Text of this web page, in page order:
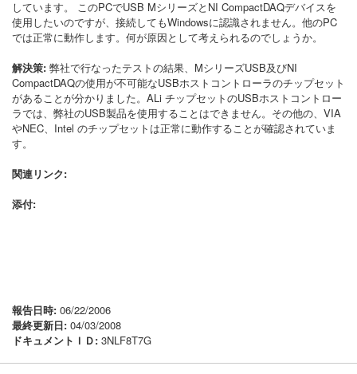
しています。 このPCでUSB MシリーズとNI CompactDAQデバイスを
使用したいのですが、接続してもWindowsに認識されません。他のPC
では正常に動作します。何が原因として考えられるのでしょうか。
解決策: 弊社で行なったテストの結果、MシリーズUSB及びNI
CompactDAQの使用が不可能なUSBホストコントローラのチップセット
があることが分かりました。ALi チップセットのUSBホストコントロー
ラでは、弊社のUSB製品を使用することはできません。その他の、VIA
やNEC、Intel のチップセットは正常に動作することが確認されていま
す。
関連リンク:
添付:
報告日時: 06/22/2006
最終更新日: 04/03/2008
ドキュメントＩＤ: 3NLF8T7G